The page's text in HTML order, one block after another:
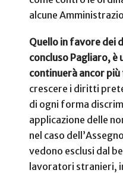
alcune
Quello in favore dei
concluso Pagliaro, è
continuerà ancor
crescere i diritti
di ogni forma
applicazione delle
nel caso
vedono esclusi dal
lavoratori stranieri,